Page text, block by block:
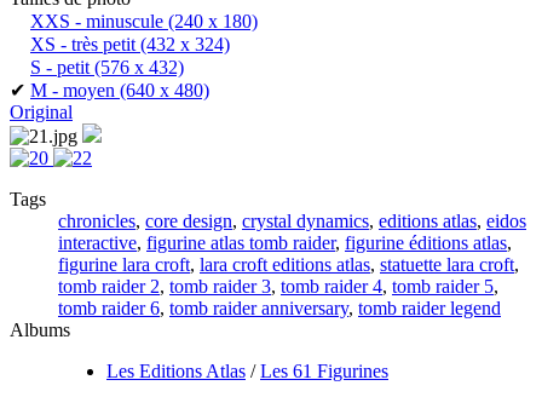
XXS - minuscule (240 x 180)
XS - très petit(432 x 324)
S - petit(576 x 432)
✔ M - moyen (640 x 480)
Original
Tags
chronicles, core design, crystal dynamics, editions atlas, eidos
interactive, figurine atlas tomb raider, figurine éditions atlas,
figurine lara croft, lara croft editions atlas, statuette lara croft,
tomb raider 2, tomb raider 3, tomb raider 4, tomb raider 5,
tomb raider 6, tomb raider anniversary, tomb raider legend
Albums
Les Editions Atlas /Les 61 Figurines